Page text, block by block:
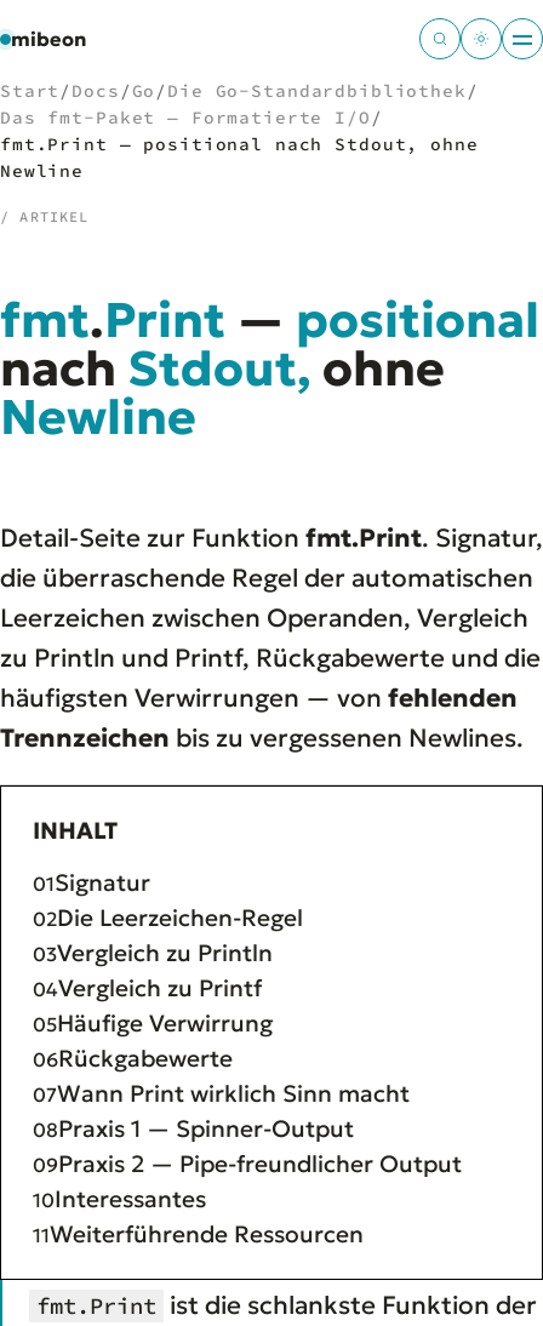
mibeon
02MB
03Projekte
04Leistungen
Docs
06Tools
Start / Docs /Go / Die Go-Standardbibliothek /
Das fmt-Paket — Formatierte I/O /
fmt.Print — positional nach Stdout, ohne
Newline
/ ARTIKEL
fmt.Print — positional
nach Stdout, ohne
Newline
Detail-Seite zur Funktion fmt.Print. Signatur,
die überraschende Regel der automatischen
Leerzeichen zwischen Operanden, Vergleich
zu Println und Printf, Rückgabewerte und die
häufigsten Verwirrungen — von fehlenden
Trennzeichen bis zu vergessenen Newlines.
INHALT
Signatur
Die Leerzeichen-Regel
Vergleich zu Println
Vergleich zu Printf
Häufige Verwirrung
Rückgabewerte
Wann Print wirklich Sinn macht
Praxis 1 — Spinner-Output
Praxis 2 — Pipe-freundlicher Output
Interessantes
Weiterführende Ressourcen
fmt.Print ist die schlankste Funktion der